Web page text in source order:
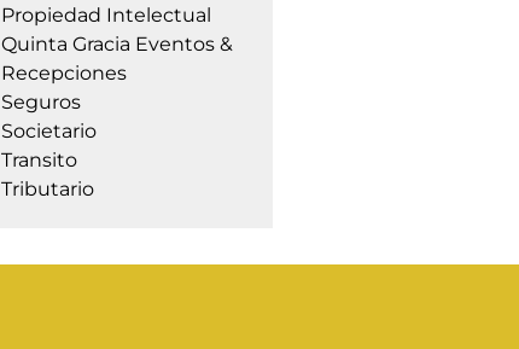
Propiedad Intelectual
Quinta Gracia Eventos &
Recepciones
Seguros
Societario
Transito
Tributario